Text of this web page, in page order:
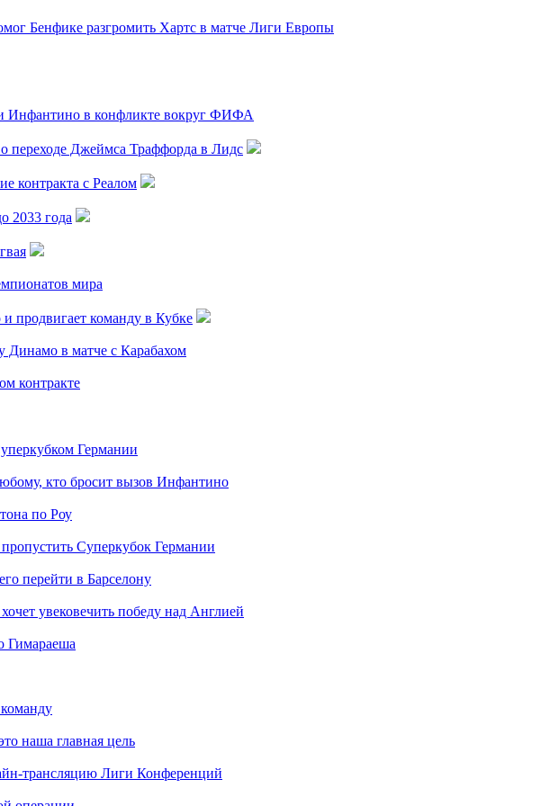
Бенфике разгромить Хартс в матче Лиги Европы
Инфантино в конфликте вокруг ФИФА
переходе Джеймса Траффорда в Лидс
контракта с Реалом
2033 года
мира
продвигает команду в Кубке
Динамо в матче с Карабахом
контракте
Германии
кто бросит вызов Инфантино
по Роу
Суперкубок Германии
перейти в Барселону
увековечить победу над Англией
Гимараеша
наша главная цель
трансляцию Лиги Конференций